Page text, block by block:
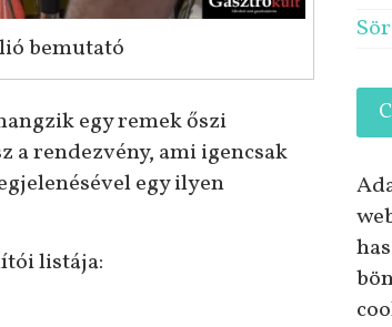
bemutató
egy remek őszi
a rendezvény, ami igencsak
egy ilyen
listája: